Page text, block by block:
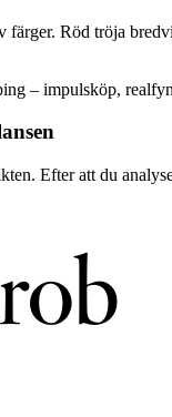
Röd tröja
– impulsköp,
Efter att du